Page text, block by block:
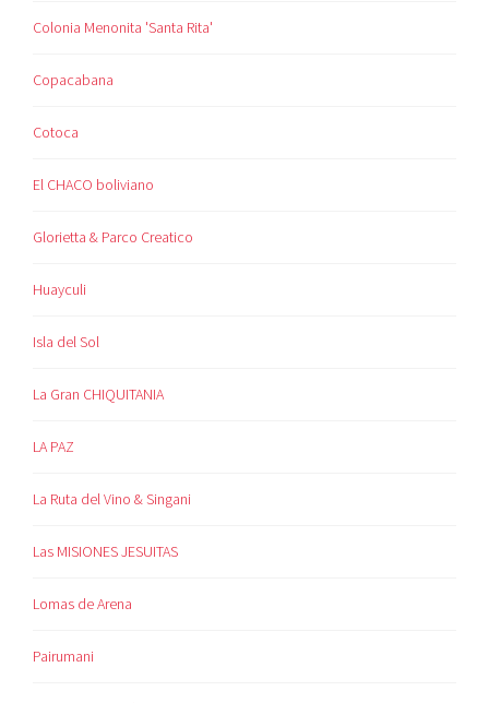
Colonia Menonita 'Santa Rita'
Copacabana
Cotoca
El CHACO boliviano
Glorietta & Parco Creatico
Huayculi
Isla del Sol
La Gran CHIQUITANIA
LA PAZ
La Ruta del Vino & Singani
Las MISIONES JESUITAS
Lomas de Arena
Pairumani